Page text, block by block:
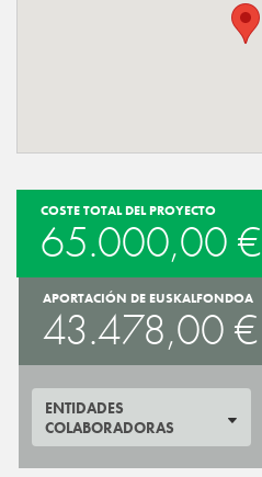
COSTE TOTAL DEL PROYECTO
65.000,00 €
APORTACIÓN DE EUSKALFONDOA
43.478,00 €
ENTIDADES
COLABORADORAS